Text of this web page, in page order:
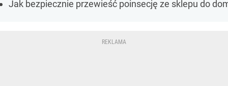
Jak bezpiecznie przewieść poinsecję ze sklepu do